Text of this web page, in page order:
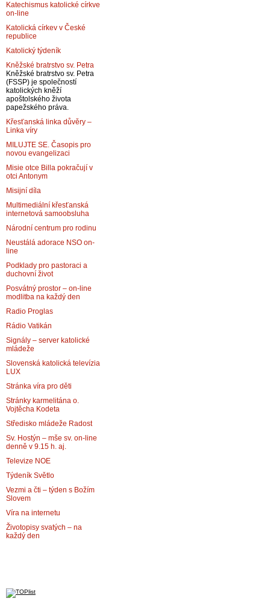
Katechismus katolické církve
on-line
Katolická církev v České
republice
Katolický týdeník
Kněžské bratrstvo sv. Petra
Kněžské bratrstvo sv. Petra
(FSSP) je společností
katolických kněží
apoštolského života
papežského práva.
Křesťanská linka důvěry –
Linka víry
MILUJTE SE. Časopis pro
novou evangelizaci
Misie otce Billa pokračují v
otci Antonym
Misijní díla
Multimediální křesťanská
internetová samoobsluha
Národní centrum pro rodinu
Neustálá adorace NSO on-
line
Podklady pro pastoraci a
duchovní život
Posvátný prostor – on-line
modlitba na každý den
Radio Proglas
Rádio Vatikán
Signály – server katolické
mládeže
Slovenská katolická televízia
LUX
Stránka víra pro děti
Stránky karmelitána o.
Vojtěcha Kodeta
Středisko mládeže Radost
Sv. Hostýn – mše sv. on-line
denně v 9.15 h. aj.
Televize NOE
Týdeník Světlo
Vezmi a čti – týden s Božím
Slovem
Víra na internetu
Životopisy svatých – na
každý den